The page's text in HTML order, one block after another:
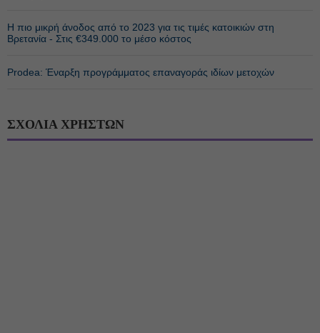
Η πιο μικρή άνοδος από το 2023 για τις τιμές κατοικιών στη
Βρετανία - Στις €349.000 το μέσο κόστος
Prodea: Έναρξη προγράμματος επαναγοράς ιδίων μετοχών
ΣΧΟΛΙΑ ΧΡΗΣΤΩΝ